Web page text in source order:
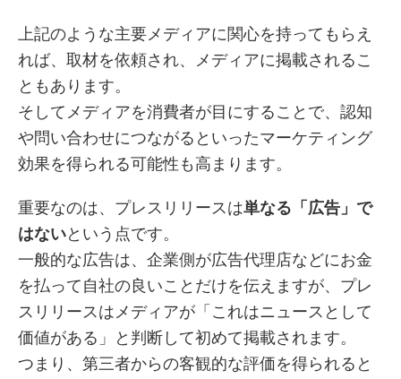
上記のような主要メディアに関心を持ってもらえ
れば、取材を依頼され、メディアに掲載されるこ
ともあります。
そしてメディアを消費者が目にすることで、認知
や問い合わせにつながるといったマーケティング
効果を得られる可能性も高まります。
重要なのは、プレスリリースは単なる「広告」で
はないという点です。
一般的な広告は、企業側が広告代理店などにお金
を払って自社の良いことだけを伝えますが、プレ
スリリースはメディアが「これはニュースとして
価値がある」と判断して初めて掲載されます。
つまり、第三者からの客観的な評価を得られると